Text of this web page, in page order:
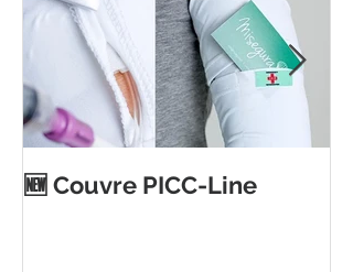
🆕 Couvre PICC-Line